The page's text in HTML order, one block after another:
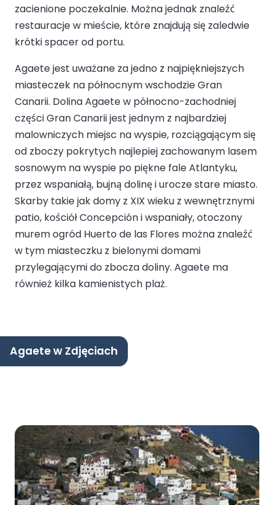
zacienione poczekalnie. Można jednak znaleźć
restauracje w mieście, które znajdują się zaledwie
krótki spacer od portu.
Agaete jest uważane za jedno z najpiękniejszych
miasteczek na północnym wschodzie Gran
Canarii. Dolina Agaete w północno-zachodniej
części Gran Canarii jest jednym z najbardziej
malowniczych miejsc na wyspie, rozciągającym się
od zboczy pokrytych najlepiej zachowanym lasem
sosnowym na wyspie po piękne fale Atlantyku,
przez wspaniałą, bujną dolinę i urocze stare miasto.
Skarby takie jak domy z XIX wieku z wewnętrznymi
patio, kościół Concepción i wspaniały, otoczony
murem ogród Huerto de las Flores można znaleźć
w tym miasteczku z bielonymi domami
przylegającymi do zbocza doliny. Agaete ma
również kilka kamienistych plaż.
Agaete w Zdjęciach